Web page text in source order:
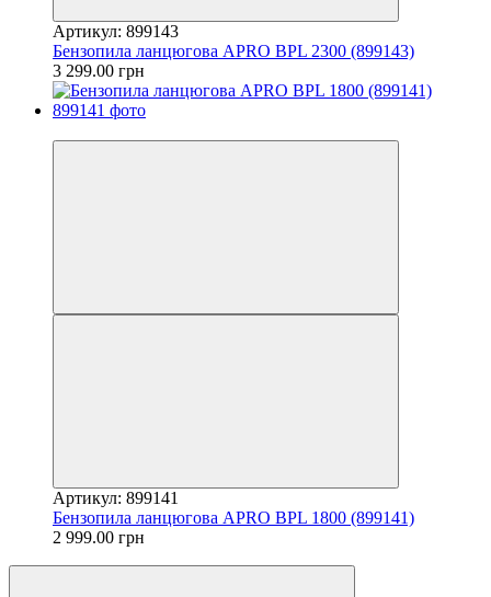
Артикул: 899143
Бензопила ланцюгова APRO BPL 2300 (899143)
3 299.00 грн
Артикул: 899141
Бензопила ланцюгова APRO BPL 1800 (899141)
2 999.00 грн